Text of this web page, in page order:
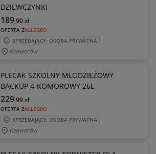
DZIEWCZYNKI
OFERTA ZALLEGRO
189,90zł
SPRZEDAJĄCY: OSOBA PRYWATNA
Ksawerów
PLECAK SZKOLNY MŁODZIEŻOWY
BACKUP 4-KOMOROWY 26L
OFERTA ZALLEGRO
229,99zł
SPRZEDAJĄCY: OSOBA PRYWATNA
Ksawerów